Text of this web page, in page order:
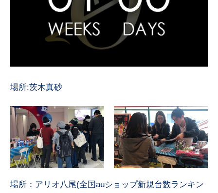
場所:茨木真砂
場所：アリオ八尾(全国auショップ新規台数ランキン